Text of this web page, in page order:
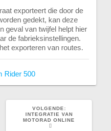
exporteert die door de
gedekt, kan deze
geval van twijfel helpt hier
de fabrieksinstellingen.
exporteren van routes.
Rider 500
VOLGENDE:VOLGEND
BERICHT:
INTEGRATIE VAN
MOTORAD ONLINE